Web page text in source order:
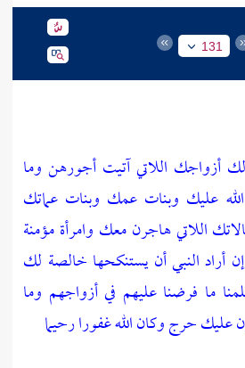
131
لك أزواجك اللاتي آتيت أجورهن وما
عليك وبنات عمك وبنات عماتك
اللاتي هاجرن معك وامرأة مؤمنة
أراد النبي أن يستنكحها خالصة لك
ما فرضنا عليهم في أزواجهم وما
عليك حرج وكان الله غفورا رحيما